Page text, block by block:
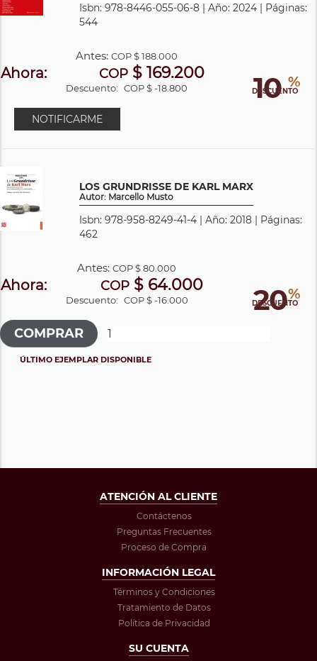
Isbn: 978-8446-055-06-8 | Año: 2024 | Páginas:
544
10 %
DESCUENTO
Antes:COP$ 188.000
Ahora: COP$ 169.200
Descuento: COP $ -18.800
NOTIFICARME
LOS GRUNDRISSE DE KARL MARX
Autor: Marcello Musto
Isbn: 978-958-8249-41-4 | Año: 2018 | Páginas:
462
20%
DESCUENTO
Antes:COP$ 80.000
Ahora: COP$ 64.000
Descuento: COP $ -16.000
ÚLTIMO EJEMPLAR DISPONIBLE
ATENCIÓN AL CLIENTE
Contáctenos
Preguntas Frecuentes
Proceso de Compra
INFORMACIÓN LEGAL
Términos y Condiciones
Tratamiento de Datos
Política de Privacidad
SU CUENTA